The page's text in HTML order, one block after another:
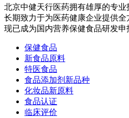
北京中健天行医药拥有雄厚的专业
长期致力于为医药健康企业提供全
现已成为国内营养保健食品研发申
保健食品
新食品原料
特医食品
食品添加剂新品种
化妆品新原料
食品认证
临床评价